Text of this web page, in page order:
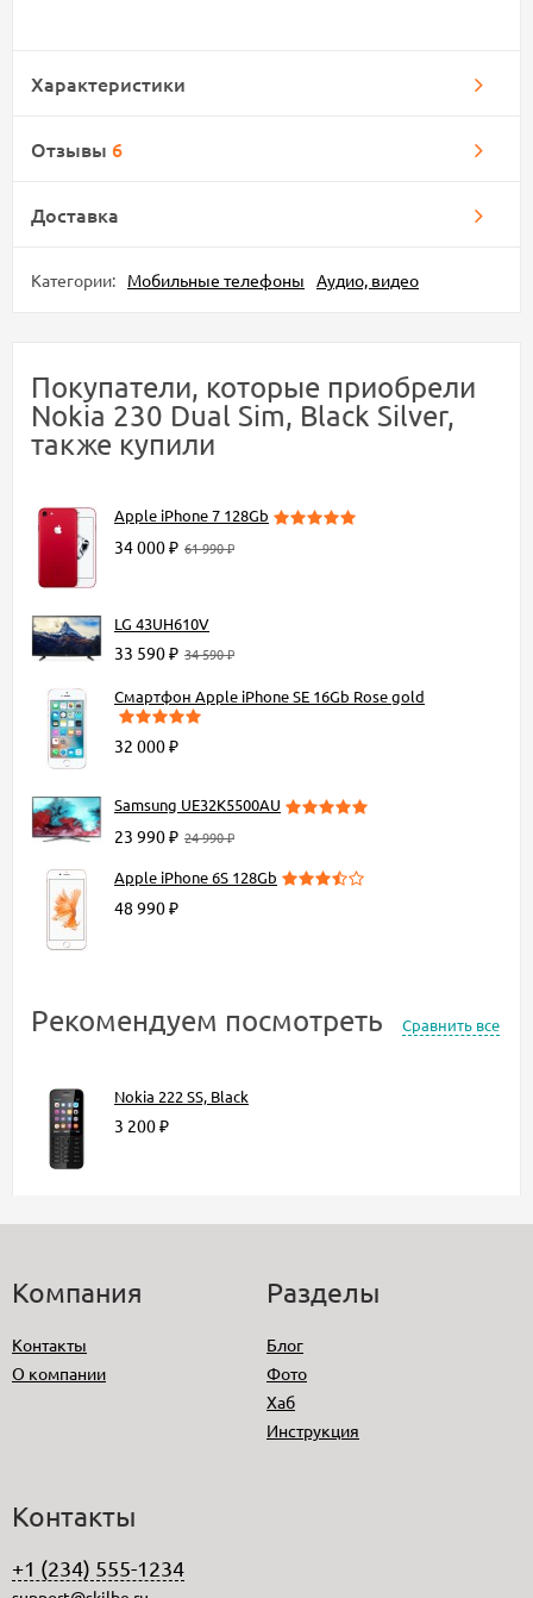
Характеристики
Отзывы 6
Доставка
Категории: Мобильные телефоны Аудио, видео
Покупатели, которые приобрели
Nokia 230 Dual Sim, Black Silver,
также купили
Apple iPhone 7 128Gb
34 000 ₽ 61 990 ₽
LG 43UH610V
33 590 ₽ 34 590 ₽
Смартфон Apple iPhone SE 16Gb Rose gold
32 000 ₽
Samsung UE32K5500AU
23 990 ₽ 24 990 ₽
Apple iPhone 6S 128Gb
48 990 ₽
Рекомендуем посмотреть Сравнить все
Nokia 222 SS, Black
3 200 ₽
Компания
Контакты
О компании
Разделы
Блог
Фото
Хаб
Инструкция
Контакты
+1 (234) 555-1234